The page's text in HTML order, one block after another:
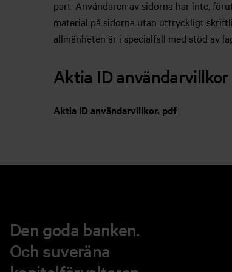
part. Användaren av sidorna har inte,
material på sidorna utan uttryckligt
allmänheten är i specialfall med stöd av
Aktia ID användarvillkor
Aktia ID användarvillkor, pdf
Den goda banken.
Och suveräna